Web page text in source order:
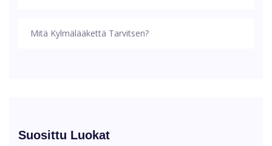
Mitä Kylmälääkettä Tarvitsen?
Suosittu Luokat